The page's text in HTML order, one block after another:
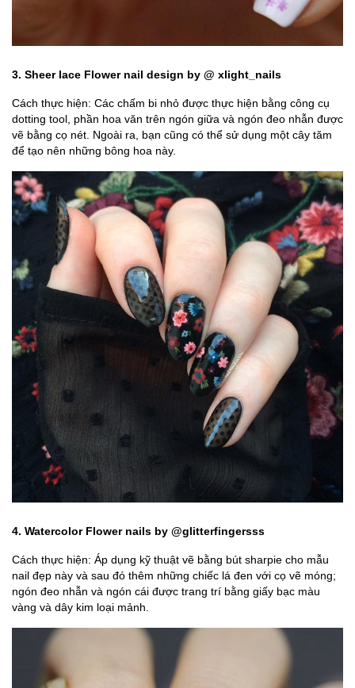
3. Sheer lace Flower nail design by @ xlight_nails
Cách thực hiện: Các chấm bi nhỏ được thực hiện bằng công cụ
dotting tool, phần hoa văn trên ngón giữa và ngón đeo nhẫn được
vẽ bằng cọ nét. Ngoài ra, bạn cũng có thể sử dụng một cây tăm
để tạo nên những bông hoa này.
4. Watercolor Flower nails by @glitterfingersss
Cách thực hiện: Áp dụng kỹ thuật vẽ bằng bút sharpie cho mẫu
nail đẹp này và sau đó thêm những chiếc lá đen với cọ vẽ móng;
ngón đeo nhẫn và ngón cái được trang trí bằng giấy bạc màu
vàng và dây kim loại mảnh.